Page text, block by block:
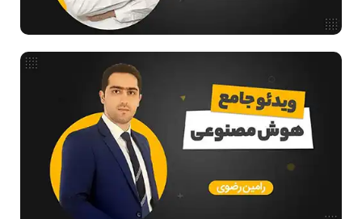
تدریس زیبا و بیان شیوا فیلم‌ درس و تست کافیست
مقالات عمومی رشته کامپیوتر
ادامه تحصیل در رشته کامپیوتر
دانشگاه ها
اخبار آزمون ها